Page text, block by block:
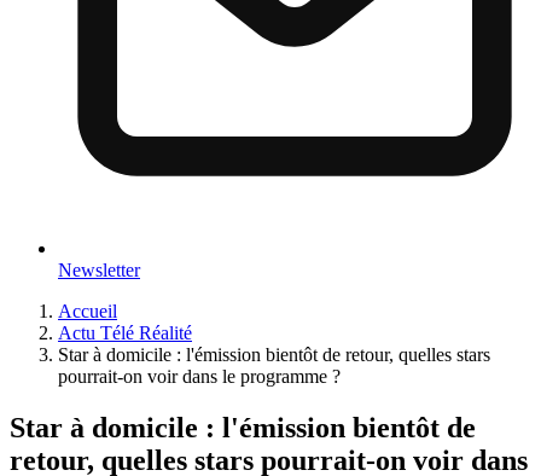
Newsletter
Accueil
Actu Télé Réalité
Star à domicile : l'émission bientôt de retour, quelles stars
pourrait-on voir dans le programme ?
Star à domicile : l'émission bientôt de
retour, quelles stars pourrait-on voir dans